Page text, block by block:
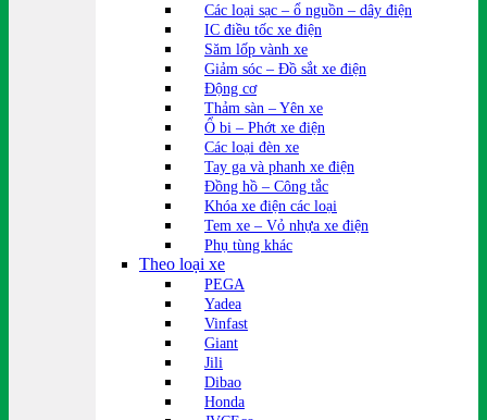
Các loại sạc – ổ nguồn – dây điện
IC điều tốc xe điện
Săm lốp vành xe
Giảm sóc – Đồ sắt xe điện
Động cơ
Thảm sàn – Yên xe
Ổ bi – Phớt xe điện
Các loại đèn xe
Tay ga và phanh xe điện
Đồng hồ – Công tắc
Khóa xe điện các loại
Tem xe – Vỏ nhựa xe điện
Phụ tùng khác
Theo loại xe
PEGA
Yadea
Vinfast
Giant
Jili
Dibao
Honda